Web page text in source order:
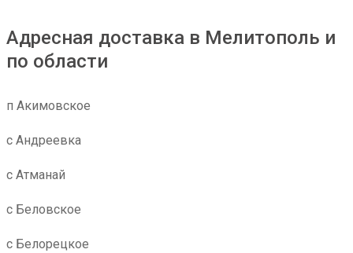
Адресная доставка в Мелитополь и
по области
п Акимовское
с Андреевка
с Атманай
с Беловское
с Белорецкое